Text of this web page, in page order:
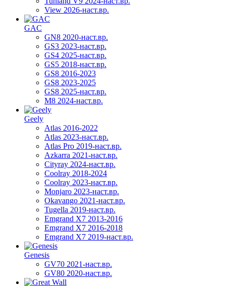
View 2026-наст.вр.
GAC
GN8 2020-наст.вр.
GS3 2023-наст.вр.
GS4 2025-наст.вр.
GS5 2018-наст.вр.
GS8 2016-2023
GS8 2023-2025
GS8 2025-наст.вр.
M8 2024-наст.вр.
Geely
Atlas 2016-2022
Atlas 2023-наст.вр.
Atlas Pro 2019-наст.вр.
Azkarra 2021-наст.вр.
Cityray 2024-наст.вр.
Coolray 2018-2024
Coolray 2023-наст.вр.
Monjaro 2023-наст.вр.
Okavango 2021-наст.вр.
Tugella 2019-наст.вр.
Emgrand Х7 2013-2016
Emgrand X7 2016-2018
Emgrand X7 2019-наст.вр.
Genesis
GV70 2021-наст.вр.
GV80 2020-наст.вр.